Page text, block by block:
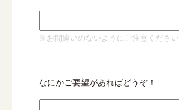
※お間違いのないようにご注意ください
なにかご要望があればどうぞ！